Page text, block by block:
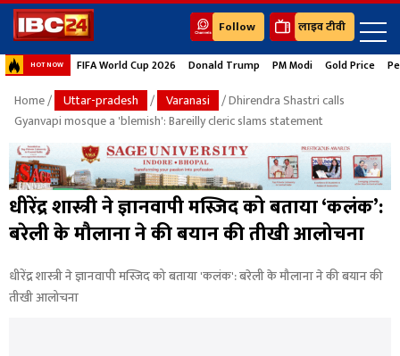
Follow लाइव टीवी
HOT NOW FIFA World Cup 2026 Donald Trump PM Modi Gold Price
Home/ Uttar-pradesh / Varanasi
/ Dhirendra Shastri calls
Gyanvapi mosque a 'blemish': Bareilly cleric slams statement
धीरेंद्र शास्त्री ने ज्ञानवापी मस्जिद को बताया ‘कलंक’:
बरेली के मौलाना ने की बयान की तीखी आलोचना
धीरेंद्र शास्त्री ने ज्ञानवापी मस्जिद को बताया 'कलंक': बरेली के मौलाना ने की बयान की
तीखी आलोचना